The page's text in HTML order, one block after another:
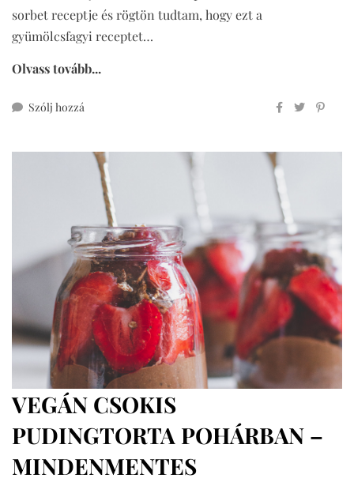
sorbet receptje és rögtön tudtam, hogy ezt a
gyümölcsfagyi receptet…
Olvass tovább...
Szólj hozzá
perc
alatt,
hozzávalóból
(trópusi
fagyi)
VEGÁN CSOKIS
PUDINGTORTA POHÁRBAN –
MINDENMENTES